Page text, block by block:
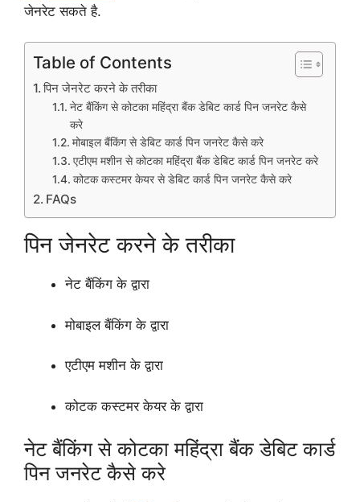
जेनरेट सकते है.
Table of Contents
पिन जेनरेट करने के तरीका
नेट बैंकिंग से कोटका महिंद्रा बैंक डेबिट कार्ड पिन जनरेट कैसे
करे
मोबाइल बैंकिंग से डेबिट कार्ड पिन जनरेट कैसे करे
एटीएम मशीन से कोटका महिंद्रा बैंक डेबिट कार्ड पिन जनरेट करे
कोटक कस्टमर केयर से डेबिट कार्ड पिन जनरेट कैसे करे
FAQs
पिन जेनरेट करने के तरीका
नेट बैंकिंग के द्वारा
मोबाइल बैंकिंग के द्वारा
एटीएम मशीन के द्वारा
कोटक कस्टमर केयर के द्वारा
नेट बैंकिंग से कोटका महिंद्रा बैंक डेबिट कार्ड
पिन जनरेट कैसे करे